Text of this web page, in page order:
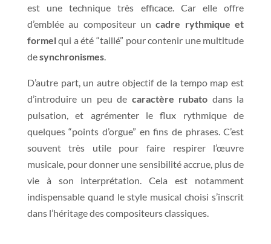
est une technique très efficace. Car elle offre
d’emblée au compositeur uncadre rythmique et
formelqui a été “taillé” pour contenir une multitude
desynchronismes.
D’autre part, un autre objectif de la tempo map est
d’introduire un peu de caractère rubato dans la
pulsation, et agrémenter le flux rythmique de
quelques “points d’orgue” en fins de phrases. C’est
souvent très utile pour faire respirer l’œuvre
musicale, pour donner une sensibilité accrue, plus de
vie à son interprétation. Cela est notamment
indispensable quand le style musical choisi s’inscrit
dans l’héritage des compositeurs classiques.